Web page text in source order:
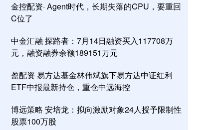
金控配资· Agent时代，长期失落的CPU，要重回
C位了
中金汇融 探路者：7月14日融资买入117708万
元，融资融券余额189151万元
盈配资 易方达基金林伟斌旗下易方达中证红利
ETF中报最新持仓，重仓中远海控
博远策略 安培龙：拟向激励对象24人授予限制性
股票100万股